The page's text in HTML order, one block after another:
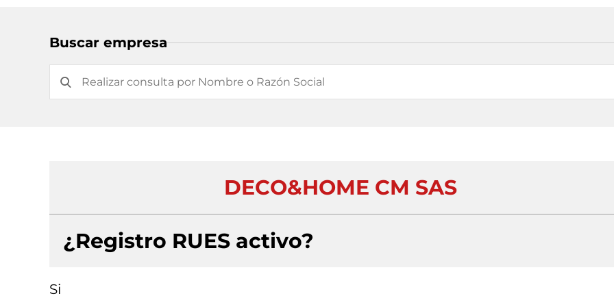
Buscar empresa
DECO&HOME CM SAS
¿Registro RUES activo?
Si